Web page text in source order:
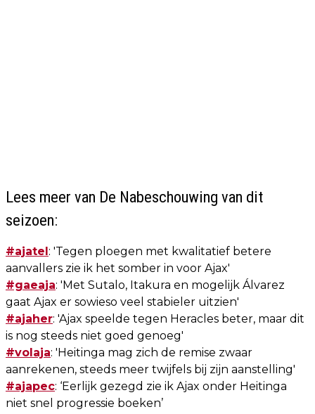
Lees meer van De Nabeschouwing van dit
seizoen:
#ajatel: 'Tegen ploegen met kwalitatief betere
aanvallers zie ik het somber in voor Ajax'
#gaeaja: 'Met Sutalo, Itakura en mogelijk Álvarez
gaat Ajax er sowieso veel stabieler uitzien'
#ajaher: 'Ajax speelde tegen Heracles beter, maar dit
is nog steeds niet goed genoeg'
#volaja: 'Heitinga mag zich de remise zwaar
aanrekenen, steeds meer twijfels bij zijn aanstelling'
#ajapec: ‘Eerlijk gezegd zie ik Ajax onder Heitinga
niet snel progressie boeken’